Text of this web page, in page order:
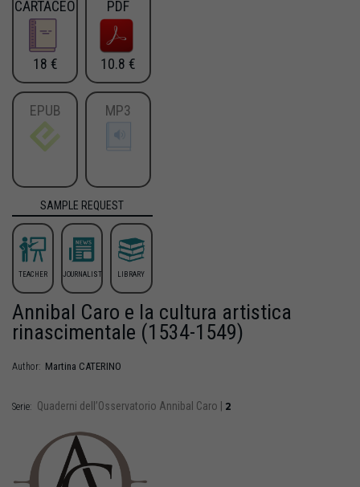
CARTACEO
18 €
PDF
10.8 €
EPUB MP3
SAMPLE REQUEST
TEACHER JOURNALIST LIBRARY
Annibal Caro e la cultura artistica
rinascimentale (1534-1549)
Author: Martina CATERINO
Serie: Quaderni dell’Osservatorio Annibal Caro 2